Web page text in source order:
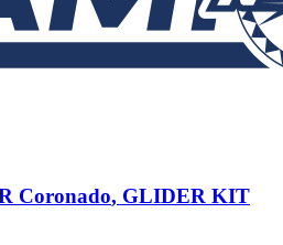
Coronado, GLIDER KIT